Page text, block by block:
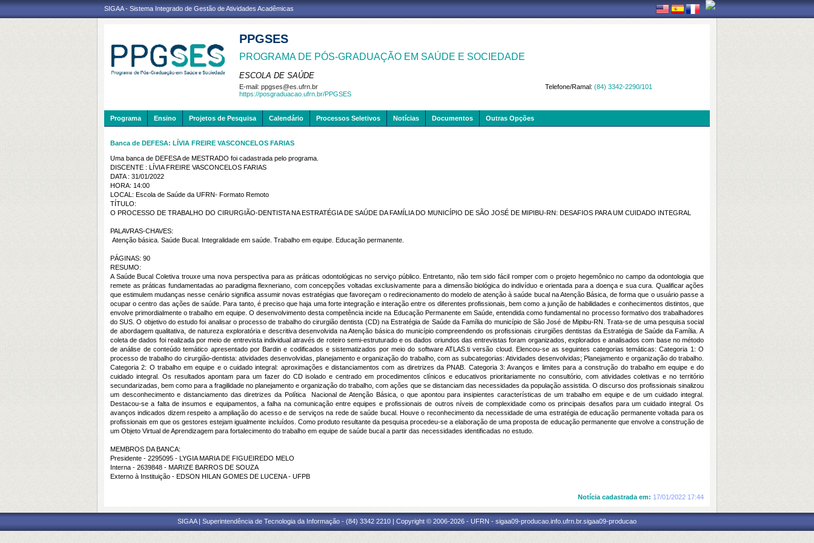
SIGAA - Sistema Integrado de Gestão de Atividades Acadêmicas
PPGSES
PROGRAMA DE PÓS-GRADUAÇÃO EM SAÚDE E SOCIEDADE
ESCOLA DE SAÚDE
Telefone/Ramal: (84) 3342-2290/101
E-mail: ppgses@es.ufrn.br
https://posgraduacao.ufrn.br/PPGSES
Programa Ensino Projetos de Pesquisa Calendário Processos Seletivos Notícias Documentos Outras Opções
Banca de DEFESA: LÍVIA FREIRE VASCONCELOS FARIAS
Uma banca de DEFESA de MESTRADO foi cadastrada pelo programa.
DISCENTE : LÍVIA FREIRE VASCONCELOS FARIAS
DATA : 31/01/2022
HORA: 14:00
LOCAL: Escola de Saúde da UFRN- Formato Remoto
TÍTULO:
O PROCESSO DE TRABALHO DO CIRURGIÃO-DENTISTA NA ESTRATÉGIA DE SAÚDE DA FAMÍLIA DO MUNICÍPIO DE SÃO JOSÉ DE MIPIBU-RN: DESAFIOS PARA UM CUIDADO INTEGRAL
PALAVRAS-CHAVES:
Atenção básica. Saúde Bucal. Integralidade em saúde. Trabalho em equipe. Educação permanente.
PÁGINAS: 90
RESUMO:
A Saúde Bucal Coletiva trouxe uma nova perspectiva para as práticas odontológicas no serviço público. Entretanto, não tem sido fácil romper com o projeto hegemônico no campo da odontologia que
remete as práticas fundamentadas ao paradigma flexneriano, com concepções voltadas exclusivamente para a dimensão biológica do indivíduo e orientada para a doença e sua cura. Qualificar ações
que estimulem mudanças nesse cenário significa assumir novas estratégias que favoreçam o redirecionamento do modelo de atenção à saúde bucal na Atenção Básica, de forma que o usuário passe a
ocupar o centro das ações de saúde. Para tanto, é preciso que haja uma forte integração e interação entre os diferentes profissionais, bem como a junção de habilidades e conhecimentos distintos, que
envolve primordialmente o trabalho em equipe. O desenvolvimento desta competência incide na Educação Permanente em Saúde, entendida como fundamental no processo formativo dos trabalhadores
do SUS. O objetivo do estudo foi analisar o processo de trabalho do cirurgião dentista (CD) na Estratégia de Saúde da Família do município de São José de Mipibu-RN. Trata-se de uma pesquisa social
de abordagem qualitativa, de natureza exploratória e descritiva desenvolvida na Atenção básica do município compreendendo os profissionais cirurgiões dentistas da Estratégia de Saúde da Família. A
coleta de dados foi realizada por meio de entrevista individual através de roteiro semi-estruturado e os dados oriundos das entrevistas foram organizados, explorados e analisados com base no método
de análise de conteúdo temático apresentado por Bardin e codificados e sistematizados por meio do software ATLAS.ti versão cloud. Elencou-se as seguintes categorias temáticas: Categoria 1: O
processo de trabalho do cirurgião-dentista: atividades desenvolvidas, planejamento e organização do trabalho, com as subcategorias: Atividades desenvolvidas; Planejamento e organização do trabalho.
Categoria 2: O trabalho em equipe e o cuidado integral: aproximações e distanciamentos com as diretrizes da PNAB. Categoria 3: Avanços e limites para a construção do trabalho em equipe e do
cuidado integral. Os resultados apontam para um fazer do CD isolado e centrado em procedimentos clínicos e educativos prioritariamente no consultório, com atividades coletivas e no território
secundarizadas, bem como para a fragilidade no planejamento e organização do trabalho, com ações que se distanciam das necessidades da população assistida. O discurso dos profissionais sinalizou
um desconhecimento e distanciamento das diretrizes da Política Nacional de Atenção Básica, o que apontou para insipientes características de um trabalho em equipe e de um cuidado integral.
Destacou-se a falta de insumos e equipamentos, a falha na comunicação entre equipes e profissionais de outros níveis de complexidade como os principais desafios para um cuidado integral. Os
avanços indicados dizem respeito a ampliação do acesso e de serviços na rede de saúde bucal. Houve o reconhecimento da necessidade de uma estratégia de educação permanente voltada para os
profissionais em que os gestores estejam igualmente incluídos. Como produto resultante da pesquisa procedeu-se a elaboração de uma proposta de educação permanente que envolve a construção de
um Objeto Virtual de Aprendizagem para fortalecimento do trabalho em equipe de saúde bucal a partir das necessidades identificadas no estudo.
MEMBROS DA BANCA:
Presidente - 2295095 - LYGIA MARIA DE FIGUEIREDO MELO
Interna - 2639848 - MARIZE BARROS DE SOUZA
Externo à Instituição - EDSON HILAN GOMES DE LUCENA - UFPB
Notícia cadastrada em: 17/01/2022 17:44
SIGAA | Superintendência de Tecnologia da Informação - (84) 3342 2210 | Copyright © 2006-2026 - UFRN - sigaa09-producao.info.ufrn.br.sigaa09-producao